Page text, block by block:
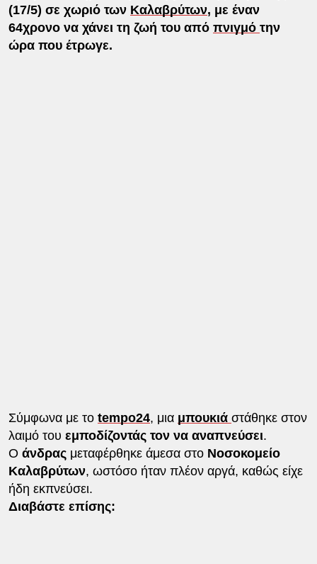
(17/5) σε χωριό των Καλαβρύτων, με έναν
64χρονο να χάνει τη ζωή του από πνιγμό την
ώρα που έτρωγε.
Σύμφωνα με το tempo24, μια μπουκιά στάθηκε στον
λαιμό του εμποδίζοντάς τον να αναπνεύσει.
Ο άνδρας μεταφέρθηκε άμεσα στο Νοσοκομείο
Καλαβρύτων, ωστόσο ήταν πλέον αργά, καθώς είχε
ήδη εκπνεύσει.
Διαβάστε επίσης: